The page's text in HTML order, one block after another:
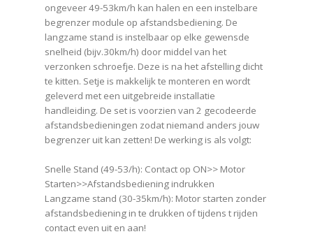
ongeveer 49-53km/h kan halen en een instelbare
begrenzer module op afstandsbediening. De
langzame stand is instelbaar op elke gewensde
snelheid (bijv.30km/h) door middel van het
verzonken schroefje. Deze is na het afstelling dicht
te kitten. Setje is makkelijk te monteren en wordt
geleverd met een uitgebreide installatie
handleiding. De set is voorzien van 2 gecodeerde
afstandsbedieningen zodat niemand anders jouw
begrenzer uit kan zetten! De werking is als volgt:
Snelle Stand (49-53/h): Contact op ON>> Motor
Starten>>Afstandsbediening indrukken
Langzame stand (30-35km/h): Motor starten zonder
afstandsbediening in te drukken of tijdens t rijden
contact even uit en aan!